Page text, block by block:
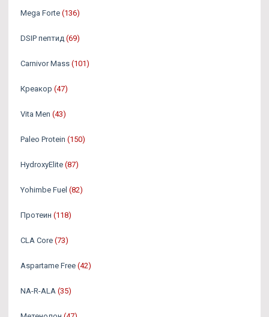
Mega Forte (136)
DSIP пептид (69)
Carnivor Mass (101)
Креакор (47)
Vita Men (43)
Paleo Protein (150)
HydroxyElite (87)
Yohimbe Fuel (82)
Протеин (118)
CLA Core (73)
Aspartame Free (42)
NA-R-ALA (35)